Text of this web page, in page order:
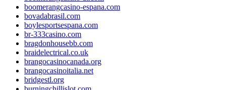
boomerangcasino-espana.com
bovadabrasil.com
boylesportsespana.com
br-333casino.com
bragdonhousebb.com
braidelectrical.co.uk
brangocasinocanada.org
brangocasinoitalia.net
bridgestl.org